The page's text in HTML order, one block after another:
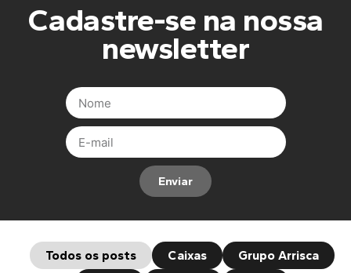
Cadastre-se na nossa
newsletter
Enviar
Caixas Grupo Arrisca
Todos os posts